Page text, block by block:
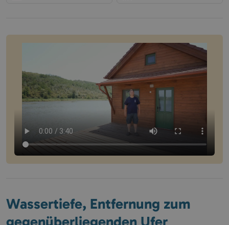
Wassertiefe, Entfernung zum
gegenüberliegenden Ufer